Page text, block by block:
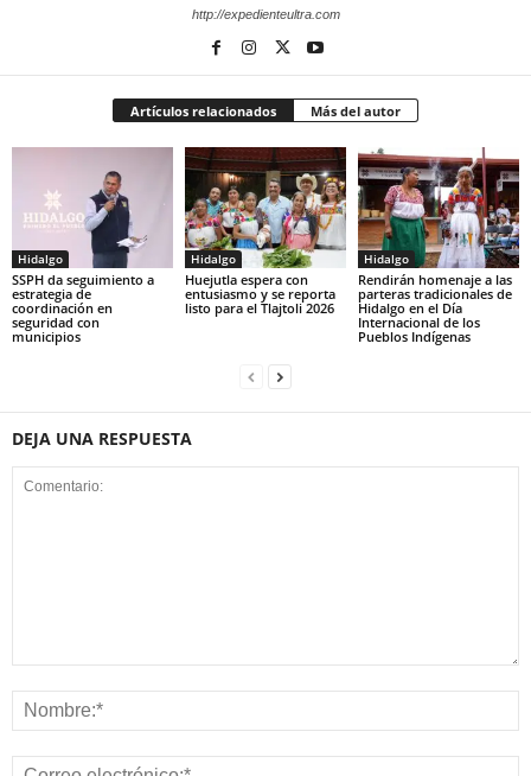
http://expedienteultra.com
Artículos relacionados Más del autor
Hidalgo
SSPH da seguimiento a
estrategia de
coordinación en
seguridad con
municipios
Hidalgo
Huejutla espera con
entusiasmo y se reporta
listo para el Tlajtoli 2026
Hidalgo
Rendirán homenaje a las
parteras tradicionales de
Hidalgo en el Día
Internacional de los
Pueblos Indígenas
DEJA UNA RESPUESTA